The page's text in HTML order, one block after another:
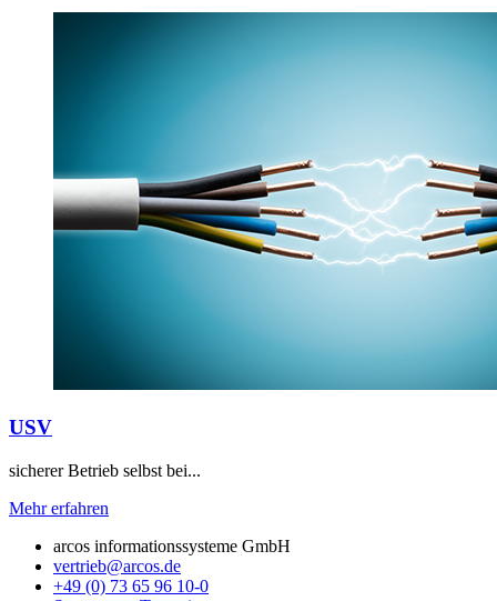
USV
sicherer Betrieb selbst bei...
Mehr erfahren
arcos informationssysteme GmbH
vertrieb@arcos.de
+49 (0) 73 65 96 10-0